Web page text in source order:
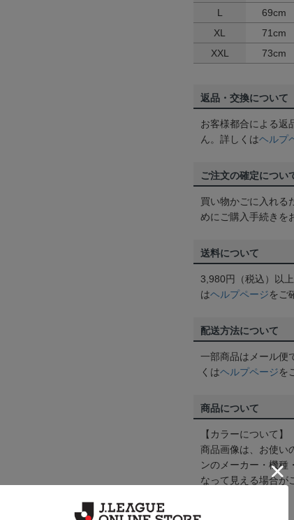
L
69cm
XL
71cm
XXL
73cm
返品・交換について
お客様都合による返
ん。詳しくはヘルプ
ご注文の確定につい
買い物かごに入れる
めにご購入手続きを
送料について
3,980円（税込）以
はヘルプページをご
配送方法について
一部商品はメール便
くはヘルプページを
商品について
【カラーについて】
商品画像は、お使い
ンのメーカー・機種
なって見える場合が